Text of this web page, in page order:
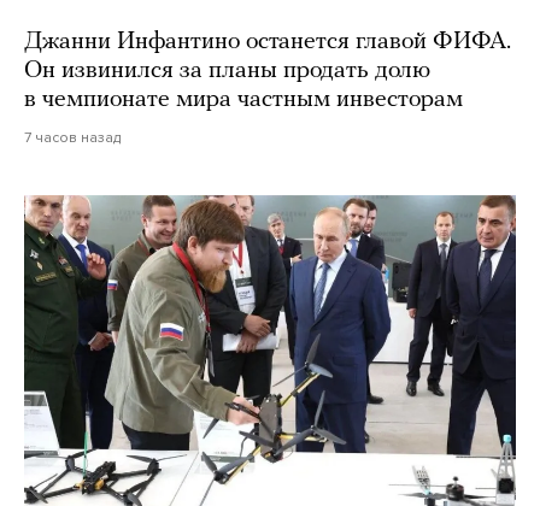
Джанни Инфантино останется главой ФИФА.
Он извинился за планы продать долю
в чемпионате мира частным инвесторам
7 часов назад